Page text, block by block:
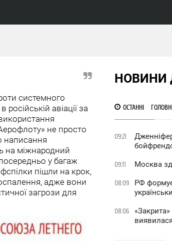
системного
авіації за
не просто
написання
на міжнародний
у багаж
пішли на крок,
адже вони
загрози для
НОВИНИ
ОСТАННІ ГОЛОВНІ
09:21
09:11 Москва
08:09
РФ
08:06